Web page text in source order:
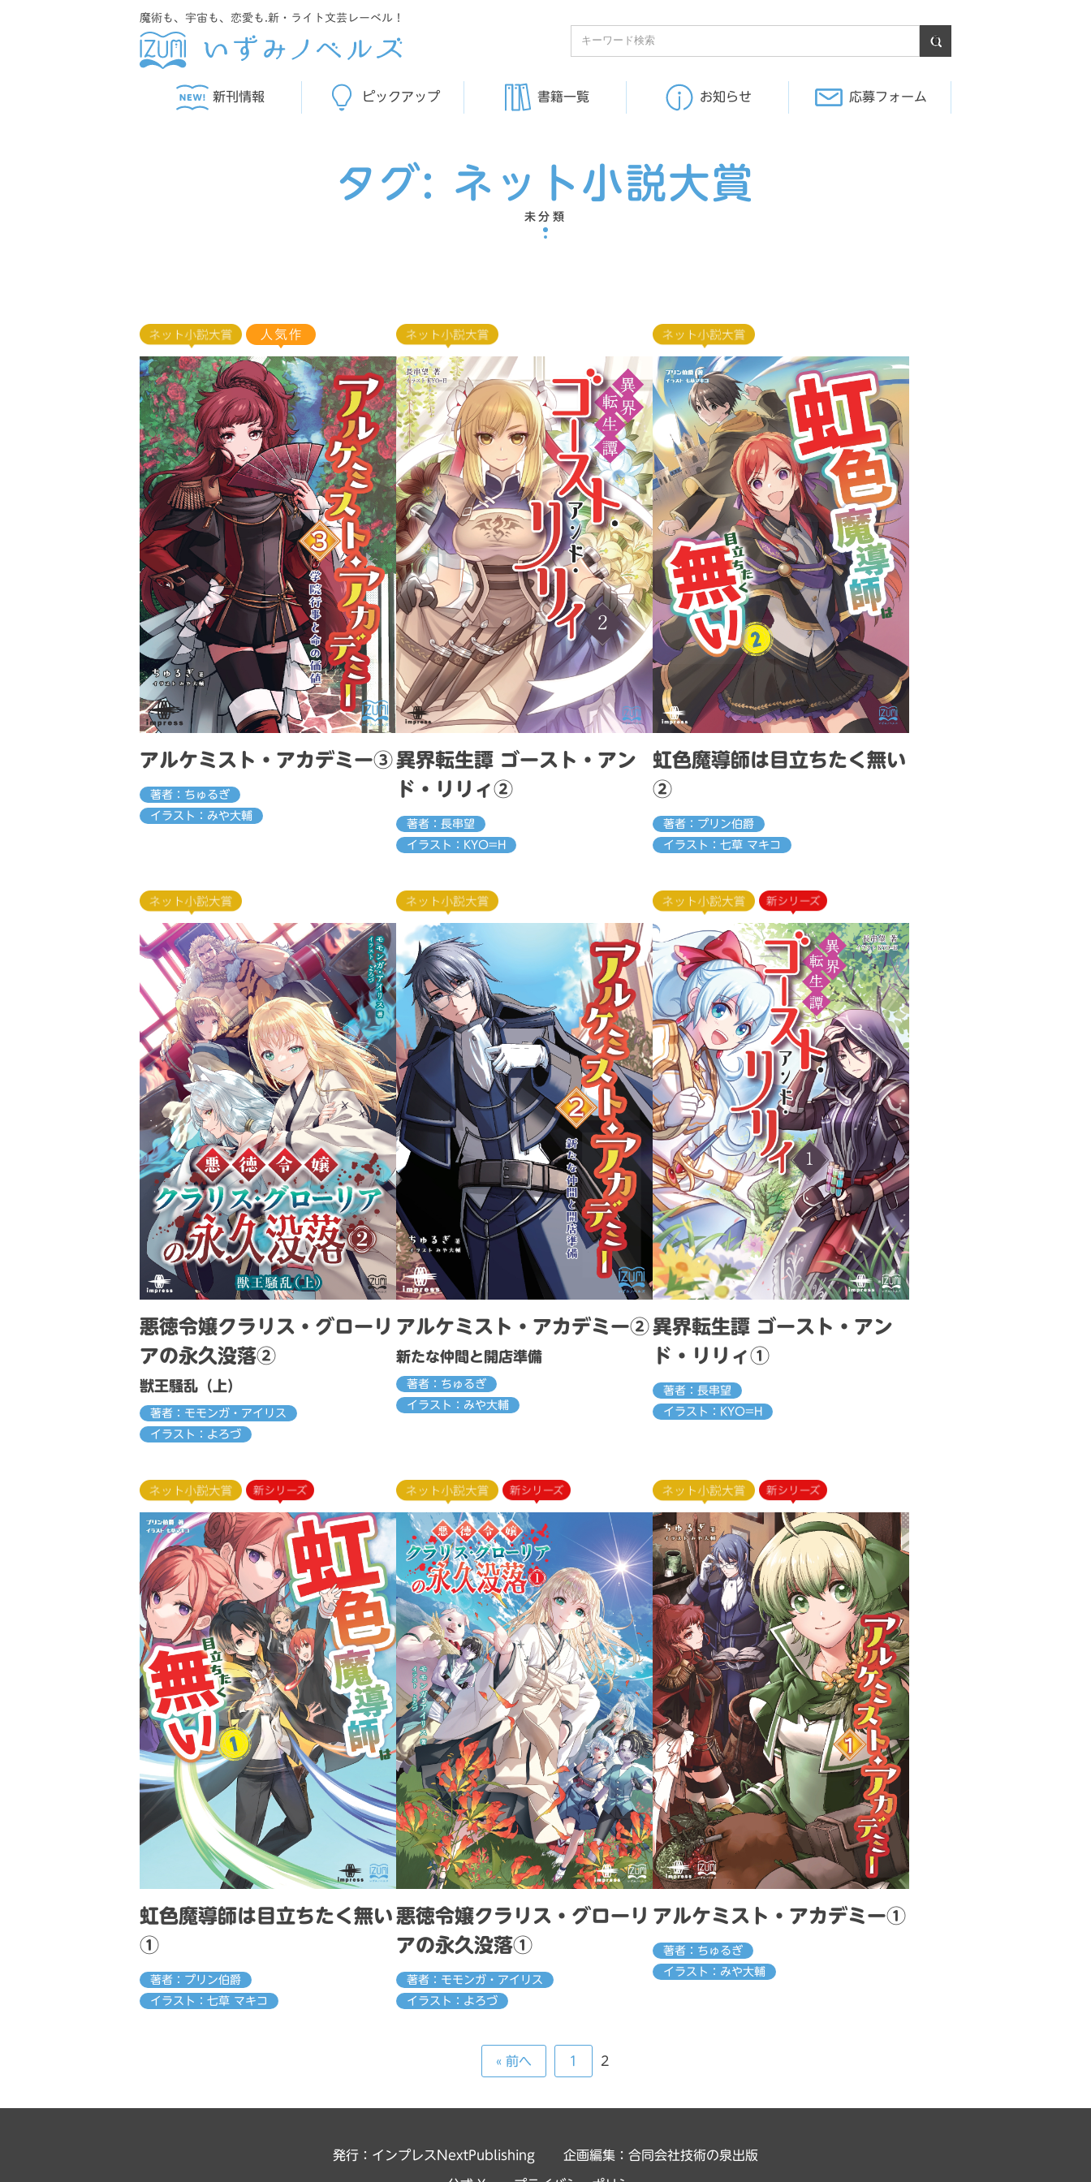
魔術も、宇宙も、恋愛も.新・ライト文芸レーベル！
新刊情報 ピックアップ 書籍一覧 お知らせ 応募フォーム
タグ: ネット小説大賞
未分類
アルケミスト・アカデミー③
著者：ちゅるぎ
イラスト：みや大輔
異界転生譚 ゴースト・アン
ド・リリィ②
著者：長串望
イラスト：KYO=H
虹色魔導師は目立ちたく無い
②
著者：プリン伯爵
イラスト：七草 マキコ
悪徳令嬢クラリス・グローリ
アの永久没落②
獣王騒乱（上）
著者：モモンガ・アイリス
イラスト：よろづ
アルケミスト・アカデミー②
新たな仲間と開店準備
著者：ちゅるぎ
イラスト：みや大輔
異界転生譚 ゴースト・アン
ド・リリィ①
著者：長串望
イラスト：KYO=H
虹色魔導師は目立ちたく無い
①
著者：プリン伯爵
イラスト：七草 マキコ
悪徳令嬢クラリス・グローリ
アの永久没落①
著者：モモンガ・アイリス
イラスト：よろづ
アルケミスト・アカデミー①
著者：ちゅるぎ
イラスト：みや大輔
« 前へ 1 2
発行：インプレスNextPublishing 企画編集： 合同会社技術の泉出版